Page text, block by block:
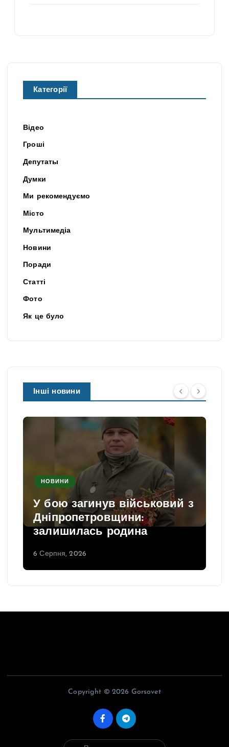
Категорії
Відео
Гроші
Депутаты
Думки
Ми рекомендуємо
Місто
Мультимедіа
Новини
Поради
Статті
Фото
Як це було
Інші новини
НОВИНИ
У бою загинув військовий з
Дніпропетровщини:
залишилась родина
6 Серпня, 2026
Copyright © 2026 Gorsovet